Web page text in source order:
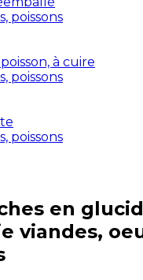
poissons
à cuire
poissons
poissons
en
viandes,